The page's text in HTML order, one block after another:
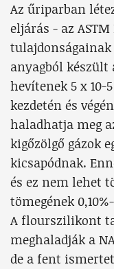
Az űriparban
eljárás - az
anyagból készült
hevítenek 5 x
kezdetén és
haladhatja meg
kigőzölgő gázok
kicsapódnak.
és ez nem lehet
tömegének
A flourszilikont
meghaladják a
de a fent